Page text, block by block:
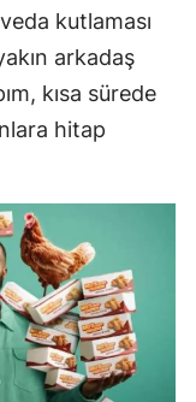
kutlaması
arkadaş
kısa sürede
hitap